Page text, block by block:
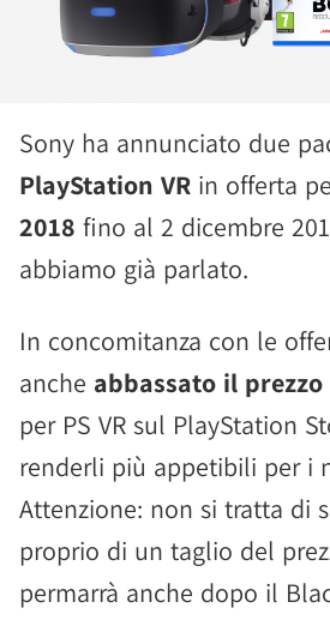
Sony ha annunciato due
PlayStation VR in offerta
2018 fino al 2 dicembre
abbiamo già parlato.
In concomitanza con le
anche abbassato il prezzo
per PS VR sul PlayStation
renderli più appetibili per i
Attenzione: non si tratta di
proprio di un taglio del
permarrà anche dopo il